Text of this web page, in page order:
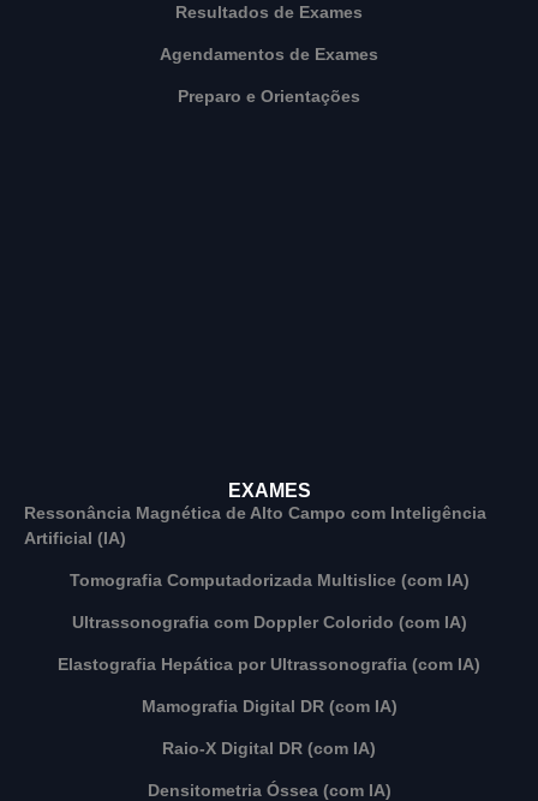
Resultados de Exames
Agendamentos de Exames
Preparo e Orientações
EXAMES
Ressonância Magnética de Alto Campo com Inteligência
Artificial (IA)
Tomografia Computadorizada Multislice (com IA)
Ultrassonografia com Doppler Colorido (com IA)
Elastografia Hepática por Ultrassonografia (com IA)
Mamografia Digital DR (com IA)
Raio-X Digital DR (com IA)
Densitometria Óssea (com IA)